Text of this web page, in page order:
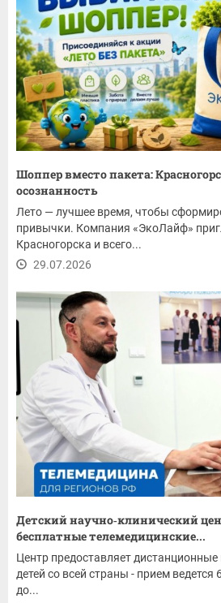
Шоппер вместо пакета:
осознанность
Лето — лучшее время, чтобы
привычки. Компания «ЭкоЛайф»
Красногорска и всего...
29.07.2026
Детский научно‑клинический
бесплатные телемедицинские...
Центр предоставляет дистанционные
детей со всей страны - прием ведется
до...